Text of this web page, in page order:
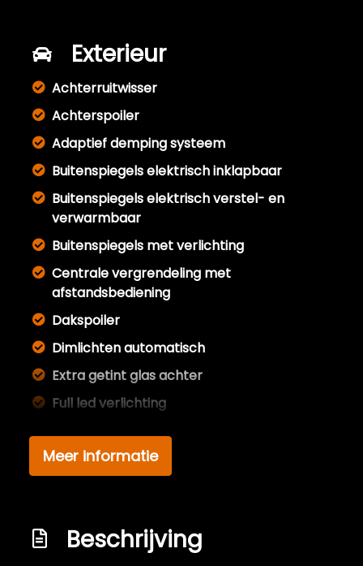
Exterieur
Achterruitwisser
Achterspoiler
Adaptief demping systeem
Buitenspiegels elektrisch inklapbaar
Buitenspiegels elektrisch verstel- en
verwarmbaar
Buitenspiegels met verlichting
Centrale vergrendeling met
afstandsbediening
Dakspoiler
Dimlichten automatisch
Extra getint glas achter
Full led verlichting
Keyless entry
Led dagrijverlichting
Meer informatie
Beschrijving